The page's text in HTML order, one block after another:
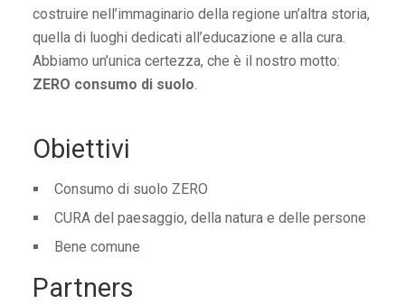
costruire nell’immaginario della regione un’altra storia,
quella di luoghi dedicati all’educazione e alla cura.
Abbiamo un’unica certezza, che è il nostro motto:
ZERO consumo di suolo
Obiettivi
Consumo di suolo ZERO
CURA del paesaggio, della natura e delle persone
Bene comune
Partners